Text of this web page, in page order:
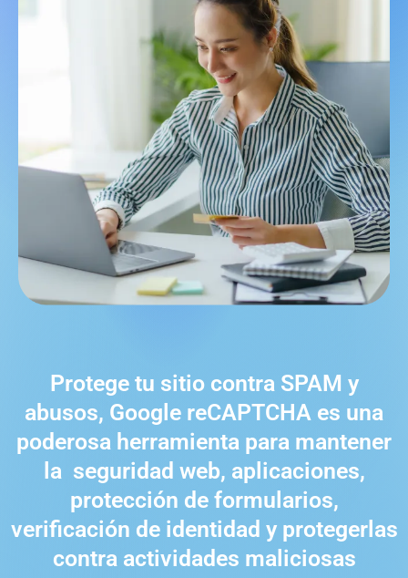
Protege tu sitio contra SPAM y
abusos, Google reCAPTCHA es una
poderosa herramienta para mantener
la seguridad web, aplicaciones,
protección de formularios,
verificación de identidad y protegerlas
contra actividades maliciosas